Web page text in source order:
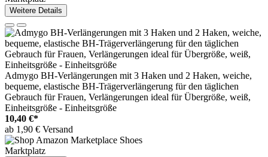
Weitere Details
Admygo BH-Verlängerungen mit 3 Haken und 2 Haken, weiche,
bequeme, elastische BH-Trägerverlängerung für den täglichen
Gebrauch für Frauen, Verlängerungen ideal für Übergröße, weiß,
Einheitsgröße - Einheitsgröße
10,40 €*
ab 1,90 € Versand
Marktplatz